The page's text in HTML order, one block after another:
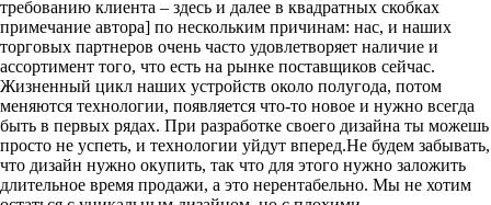
требованию клиента – здесь и далее в квадратных скобках
примечание автора] по нескольким причинам: нас, и наших
торговых партнеров очень часто удовлетворяет наличие и
ассортимент того, что есть на рынке поставщиков сейчас.
Жизненный цикл наших устройств около полугода, потом
меняются технологии, появляется что-то новое и нужно всегда
быть в первых рядах. При разработке своего дизайна ты можешь
просто не успеть, и технологии уйдут вперед.Не будем забывать,
что дизайн нужно окупить, так что для этого нужно заложить
длительное время продажи, а это нерентабельно. Мы не хотим